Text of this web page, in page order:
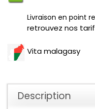
Livraison en point
retrouvez nos
Vita malagasy
Description